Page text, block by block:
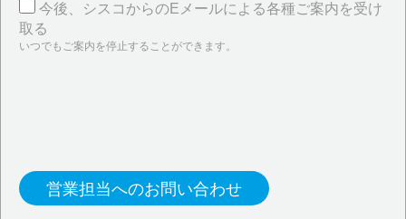
今後、シスコからのEメールによる各種ご案内を受け
取る
いつでもご案内を停止することができます。